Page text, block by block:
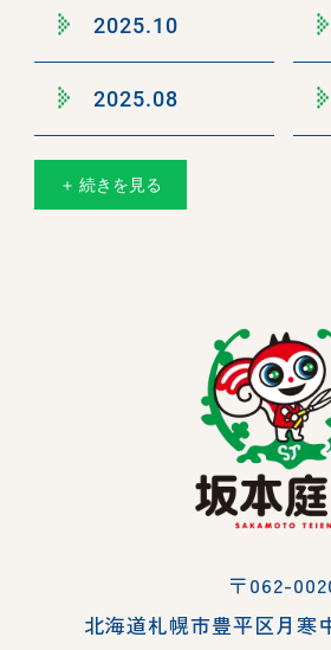
2025.10
2025.08
＋ 続きを見る
〒062-
北海道札幌市豊平区月寒